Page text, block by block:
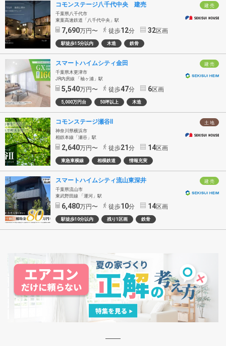
建 売
コモンステージ八千代中央 建売
千葉県八千代市
東葉高速鉄道「八千代中央」駅
7,690万円〜 徒歩12分 32区画
駅徒歩15分以内 木造 鉄骨
建 売
スマートハイムシティ金田
千葉県木更津市
JR内房線 「袖ヶ浦」駅
5,540万円〜 徒歩47分 6区画
5,000万円台 50坪以上 木造
土 地
コモンステージ瀬谷Ⅱ
神奈川県横浜市
相鉄本線「瀬谷」駅
2,640万円〜 徒歩21分 14区画
東急東横線 相模鉄道 情報充実
建 売
スマートハイムシティ流山東深井
千葉県流山市
東武野田線 「運河」駅
6,480万円〜 徒歩10分 14区画
駅徒歩10分以内 残り1区画 鉄骨